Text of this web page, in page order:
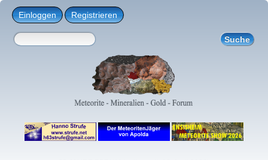
Einloggen Registrieren